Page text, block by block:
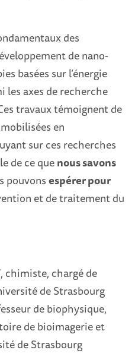
des
de nano-
basées sur l’énergie
axes de recherche
travaux témoignent de
en
sur ces recherches
de ce quenous savons
pouvonsespérer pour
et de traitement du
, chimiste, chargé de
de Strasbourg
de biophysique,
de bioimagerie et
de Strasbourg